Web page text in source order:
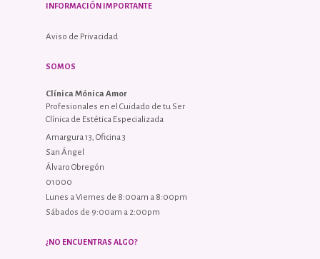
INFORMACIÓN IMPORTANTE
Aviso de Privacidad
SOMOS
Clínica Mónica Amor
Profesionales en el Cuidado de tu Ser
Clínica de Estética Especializada
Amargura 13, Oficina 3
San Ángel
Álvaro Obregón
01000
Lunes a Viernes de 8:00am a 8:00pm
Sábados de 9:00am a 2:00pm
¿NO ENCUENTRAS ALGO?